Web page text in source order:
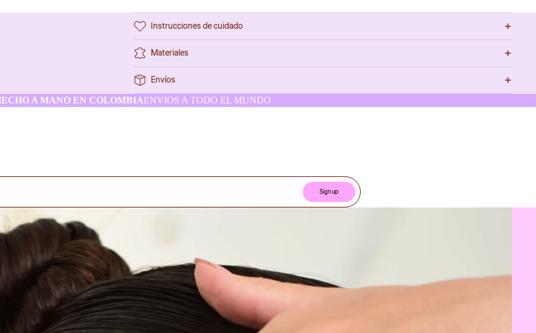
Instrucciones de cuidado
Materiales
Envíos
A MANO EN COLOMBIAENVIOS A TODO EL MUNDO
Sign up